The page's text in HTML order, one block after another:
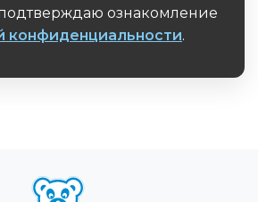
ознакомление
конфиденциальности.